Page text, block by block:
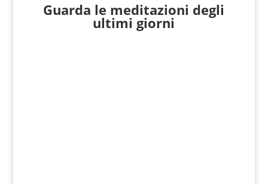
Guarda le meditazioni degli
ultimi giorni